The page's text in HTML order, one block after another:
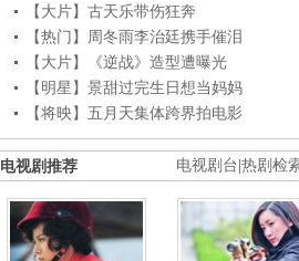
【大片】古天乐带伤狂奔
【热门】周冬雨李治廷携手催泪
【大片】《逆战》造型遭曝光
【明星】景甜过完生日想当妈妈
【将映】五月天集体跨界拍电影
电视剧台 热剧检
电视剧推荐